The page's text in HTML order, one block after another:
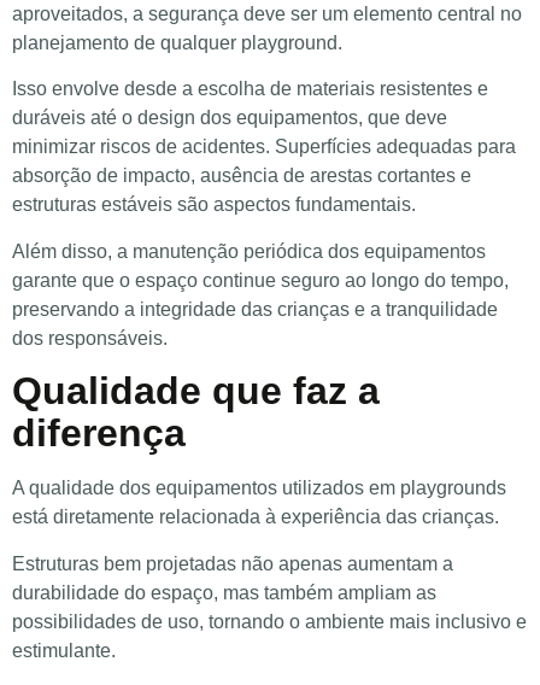
aproveitados, a segurança deve ser um elemento central no
planejamento de qualquer playground.
Isso envolve desde a escolha de materiais resistentes e
duráveis até o design dos equipamentos, que deve
minimizar riscos de acidentes. Superfícies adequadas para
absorção de impacto, ausência de arestas cortantes e
estruturas estáveis são aspectos fundamentais.
Além disso, a manutenção periódica dos equipamentos
garante que o espaço continue seguro ao longo do tempo,
preservando a integridade das crianças e a tranquilidade
dos responsáveis.
Qualidade que faz a
diferença
A qualidade dos equipamentos utilizados em playgrounds
está diretamente relacionada à experiência das crianças.
Estruturas bem projetadas não apenas aumentam a
durabilidade do espaço, mas também ampliam as
possibilidades de uso, tornando o ambiente mais inclusivo e
estimulante.